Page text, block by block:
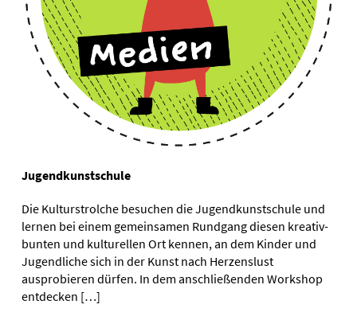
Jugendkunstschule
Die Kulturstrolche besuchen die Jugendkunstschule und
lernen bei einem gemeinsamen Rundgang diesen kreativ-
bunten und kulturellen Ort kennen, an dem Kinder und
Jugendliche sich in der Kunst nach Herzenslust
ausprobieren dürfen. In dem anschließenden Workshop
entdecken […]